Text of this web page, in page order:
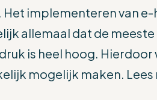
Het implementeren van
allemaal dat de
is heel hoog. Hierdoor
mogelijk maken. Lees